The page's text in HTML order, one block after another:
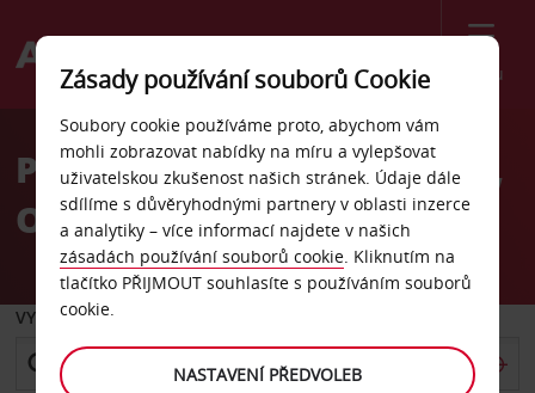
Menu
Welcome
AvisPronájem auta Oldenburg,
Oldenburg
VYZVEDNOUT Z
Zásady používání souborů Cookie
Soubory cookie používáme proto, abychom vám
mohli zobrazovat nabídky na míru a vylepšovat
uživatelskou zkušenost našich stránek. Údaje dále
sdílíme s důvěryhodnými partnery v oblasti inzerce
a analytiky – více informací najdete v našich
zásadách používání souborů cookie. Kliknutím na
tlačítko PŘIJMOUT souhlasíte s používáním souborů
cookie.
NASTAVENÍ PŘEDVOLEB